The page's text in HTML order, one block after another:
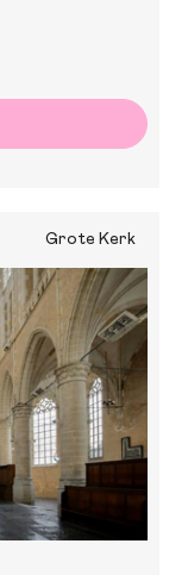
Grote Kerk